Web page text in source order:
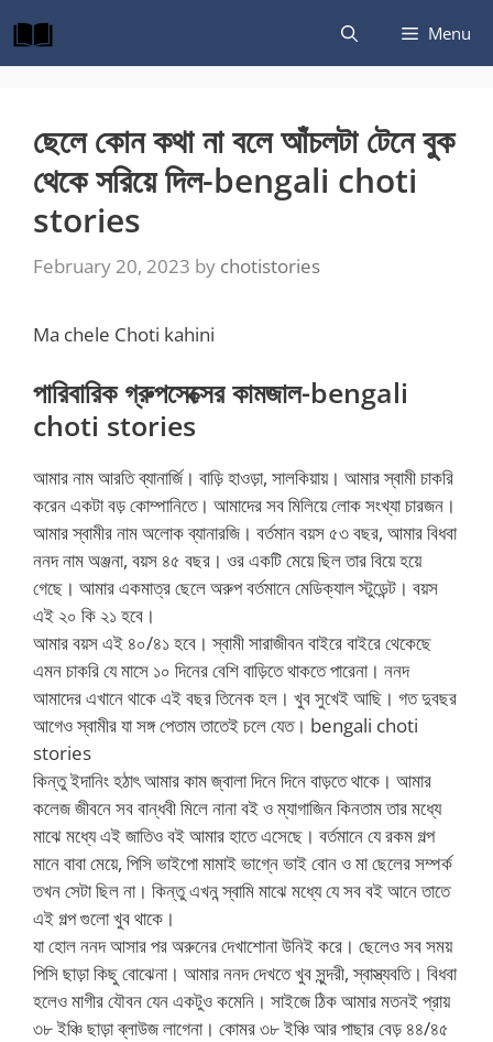
to
content
Menu
ছেলে কোন কথা না বলে আঁচলটা টেনে বুক
থেকে সরিয়ে দিল-bengali choti
stories
February 20, 2023 by chotistories
Ma chele Choti kahini
পারিবারিক গ্রুপসেক্সের কামজাল-bengali
choti stories
আমার নাম আরতি ব্যানার্জি। বাড়ি হাওড়া, সালকিয়ায়। আমার স্বামী চাকরি
করেন একটা বড় কোম্পানিতে। আমাদের সব মিলিয়ে লোক সংখ্যা চারজন।
আমার স্বামীর নাম অলোক ব্যানারজি। বর্তমান বয়স ৫৩ বছর, আমার বিধবা
ননদ নাম অঞ্জনা, বয়স ৪৫ বছর। ওর একটি মেয়ে ছিল তার বিয়ে হয়ে
গেছে। আমার একমাত্র ছেলে অরুপ বর্তমানে মেডিক্যাল স্টুডেন্ট। বয়স
এই ২০ কি ২১ হবে।
আমার বয়স এই ৪০/৪১ হবে। স্বামী সারাজীবন বাইরে বাইরে থেকেছে
এমন চাকরি যে মাসে ১০ দিনের বেশি বাড়িতে থাকতে পারেনা। ননদ
আমাদের এখানে থাকে এই বছর তিনেক হল। খুব সুখেই আছি। গত দুবছর
আগেও স্বামীর যা সঙ্গ পেতাম তাতেই চলে যেত। bengali choti
stories
কিন্তু ইদানিং হঠাৎ আমার কাম জ্বালা দিনে দিনে বাড়তে থাকে। আমার
কলেজ জীবনে সব বান্ধবী মিলে নানা বই ও ম্যাগাজিন কিনতাম তার মধ্যে
মাঝে মধ্যে এই জাতিও বই আমার হাতে এসেছে। বর্তমানে যে রকম গল্প
মানে বাবা মেয়ে, পিসি ভাইপো মামাই ভাগ্নে ভাই বোন ও মা ছেলের সম্পর্ক
তখন সেটা ছিল না। কিন্তু এখন ন্স্বামি মাঝে মধ্যে যে সব বই আনে তাতে
এই গল্প গুলো খুব থাকে।
যা হোল ননদ আসার পর অরুনের দেখাশোনা উনিই করে। ছেলেও সব সময়
পিসি ছাড়া কিছু বোঝেনা। আমার ননদ দেখতে খুব সুন্দরী, স্বাস্ত্যবতি। বিধবা
হলেও মাগীর যৌবন যেন একটুও কমেনি। সাইজে ঠিক আমার মতনই প্রায়
৩৮ ইঞ্চি ছাড়া ব্লাউজ লাগেনা। কোমর ৩৮ ইঞ্চি আর পাছার বেড় ৪৪/৪৫